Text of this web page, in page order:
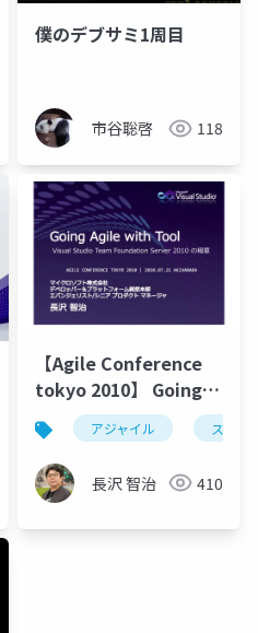
僕のデブサミ1周目
市谷聡啓 118
visual studio tfs
【Agile Conference
tokyo 2010】 Going
Agile with Tool
アジャイル スクラ
長沢 智治 410